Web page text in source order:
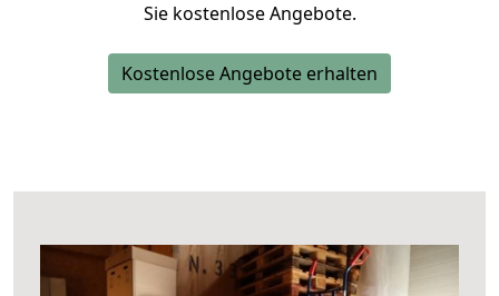
Sie kostenlose Angebote.
Kostenlose Angebote erhalten